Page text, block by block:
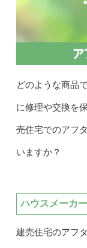
どのような商品
に修理や交換を
売住宅でのアフ
いますか？
ハウスメーカ
建売住宅のアフ